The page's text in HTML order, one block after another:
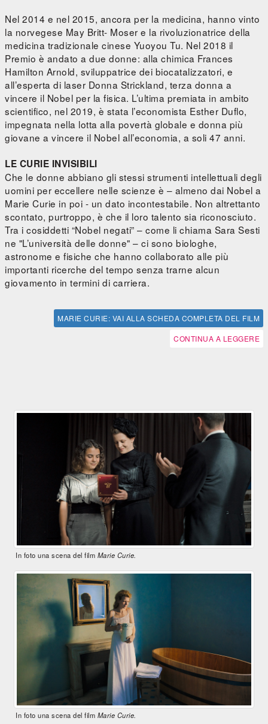
Nel 2014 e nel 2015, ancora per la medicina, hanno vinto
la norvegese May Britt- Moser e la rivoluzionatrice della
medicina tradizionale cinese Yuoyou Tu. Nel 2018 il
Premio è andato a due donne: alla chimica Frances
Hamilton Arnold, sviluppatrice dei biocatalizzatori, e
all’esperta di laser Donna Strickland, terza donna a
vincere il Nobel per la fisica. L’ultima premiata in ambito
scientifico, nel 2019, è stata l’economista Esther Duflo,
impegnata nella lotta alla povertà globale e donna più
giovane a vincere il Nobel all’economia, a soli 47 anni.
LE CURIE INVISIBILI
Che le donne abbiano gli stessi strumenti intellettuali degli
uomini per eccellere nelle scienze è – almeno dai Nobel a
Marie Curie in poi - un dato incontestabile. Non altrettanto
scontato, purtroppo, è che il loro talento sia riconosciuto.
Tra i cosiddetti “Nobel negati” – come li chiama Sara Sesti
ne "L’università delle donne" – ci sono biologhe,
astronome e fisiche che hanno collaborato alle più
importanti ricerche del tempo senza trarne alcun
giovamento in termini di carriera.
MARIE CURIE: VAI ALLA SCHEDA COMPLETA DEL FILM
CONTINUA A LEGGERE
In foto una scena del film Marie Curie.
In foto una scena del film Marie Curie.